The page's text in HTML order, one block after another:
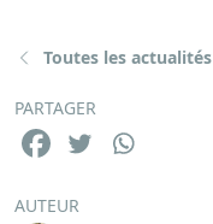
Toutes les actualités
PARTAGER
AUTEUR